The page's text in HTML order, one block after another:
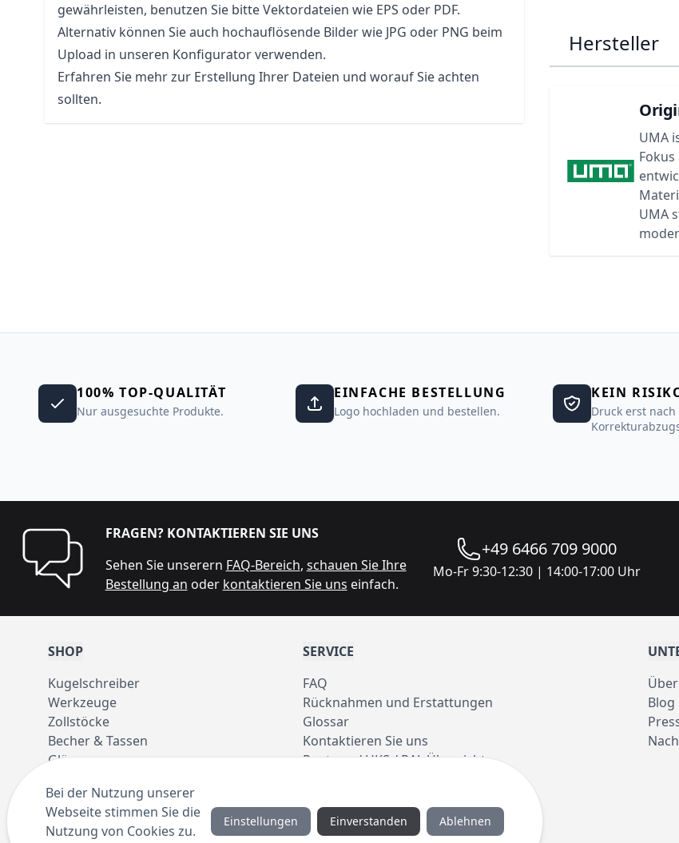
gewährleisten, benutzen Sie bitte Vektordateien wie EPS oder PDF.
Alternativ können Sie auch hochauflösende Bilder wie JPG oder PNG beim
Upload in unseren Konfigurator verwenden.
Erfahren Sie mehr zur Erstellung Ihrer Dateien und worauf Sie achten
sollten.
Hersteller
UMA
UMA
100% TOP-QUALITÄT
Nur ausgesuchte Produkte.
EINFACHE BESTELLUNG
Logo hochladen und bestellen.
KEIN
Druck erst
FRAGEN? KONTAKTIEREN SIE UNS
Sehen Sie unserern FAQ-Bereich, schauen Sie Ihre
Bestellung an oder kontaktieren Sie uns einfach.
+49 6466 709 9000
Mo-Fr 9:30-12:30 | 14:00-17:00 Uhr
SHOP
Kugelschreiber
Werkzeuge
Zollstöcke
Becher & Tassen
Gläser
Regenschirme
SERVICE
FAQ
Rücknahmen und Erstattungen
Glossar
Kontaktieren Sie uns
Pantone / HKS / RAL Übersicht
Blog
Bei der Nutzung unserer
Webseite stimmen Sie die
Nutzung von Cookies zu.
Einstellungen Einverstanden Ablehnen